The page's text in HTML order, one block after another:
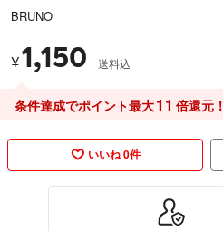
BRUNO
¥1,150 送料込
条件達成でポイント最大11 倍還元！
いいね 0件